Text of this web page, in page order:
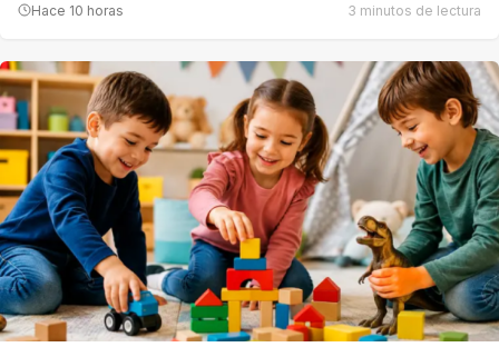
Hace 10 horas 3 minutos de lectura